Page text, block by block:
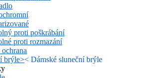
proti poškrábání
proti rozmazání
brýle>< Dámské sluneční brýle